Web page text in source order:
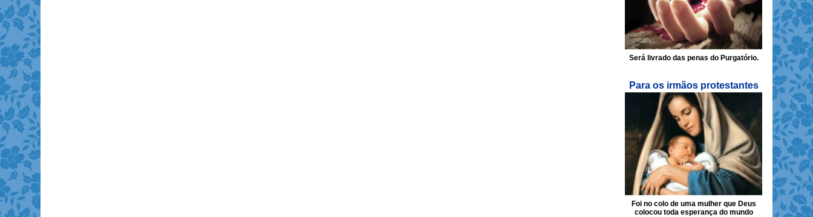
Será livrado das penas do Purgatório.
Para os irmãos protestantes
Foi no colo de uma mulher que Deus
colocou toda esperança do mundo